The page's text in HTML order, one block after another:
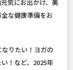
気にお出かけ、美
な健康準備をお
りたい！ヨガの
！など、2025年